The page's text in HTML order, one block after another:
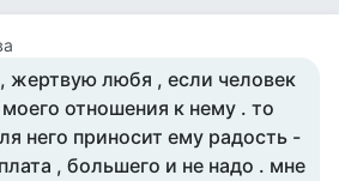
, жертвую любя , если человек
отношения к нему . то
него приносит ему радость -
, большего и не надо . мне